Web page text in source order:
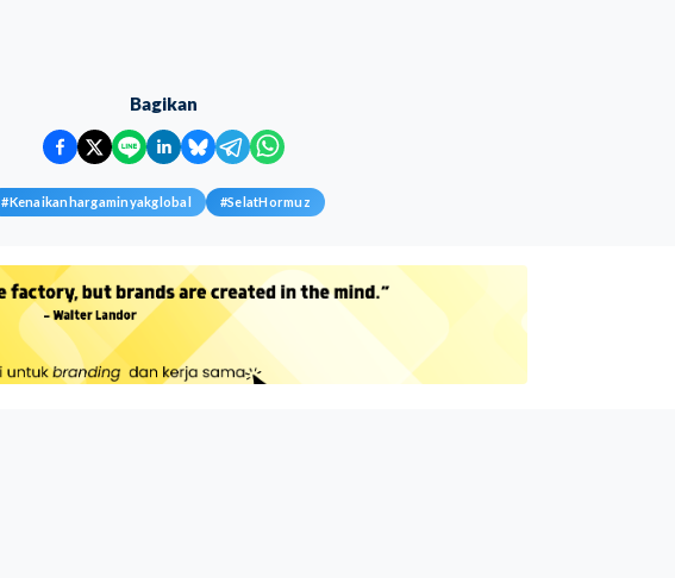
Bagikan
#Kenaikanhargaminyakglobal #SelatHormuz